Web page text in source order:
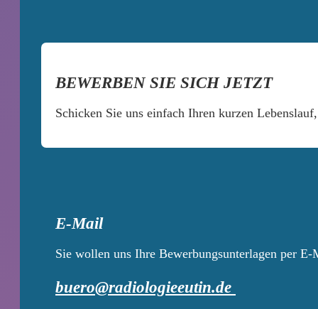
BEWERBEN SIE SICH JETZT
Schicken Sie uns einfach Ihren kurzen
E-Mail
Sie wollen uns Ihre Bewerbungsunterlagen per
buero@radiologieeutin.de